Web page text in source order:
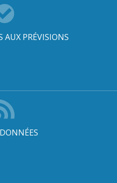
PRÉVISIONS